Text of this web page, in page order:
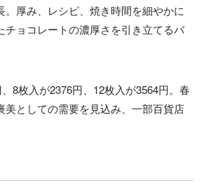
。厚み、レシピ、焼き時間を細やかに
チョコレートの濃厚さを引き立てるバ
8枚入が2376円、12枚入が3564円。春
美としての需要を見込み、一部百貨店